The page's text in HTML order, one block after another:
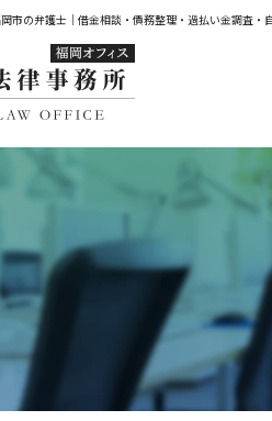
市の弁護士｜借金相談・債務整理・過払い金調査・